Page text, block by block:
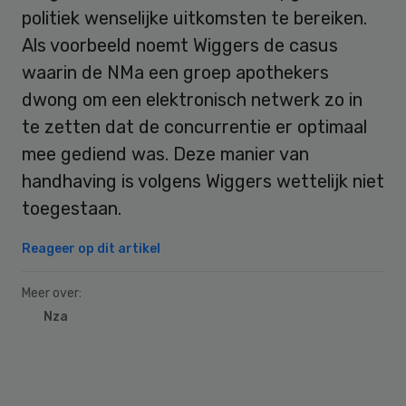
politiek wenselijke uitkomsten te bereiken.
Als voorbeeld noemt Wiggers de casus
waarin de NMa een groep apothekers
dwong om een elektronisch netwerk zo in
te zetten dat de concurrentie er optimaal
mee gediend was. Deze manier van
handhaving is volgens Wiggers wettelijk niet
toegestaan.
Reageer op dit artikel
Meer over:
Nza